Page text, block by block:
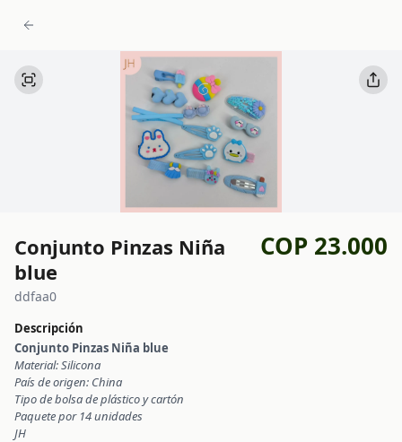
Conjunto Pinzas Niña
blue
COP 23.000
ddfaa0
Descripción
Conjunto Pinzas Niña blue
Material: Silicona
País de origen: China
Tipo de bolsa de plástico y cartón
Paquete por 14 unidades
JH